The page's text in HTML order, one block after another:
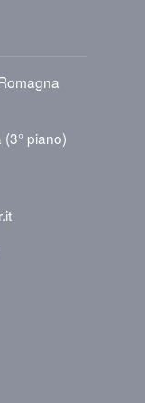
piano)